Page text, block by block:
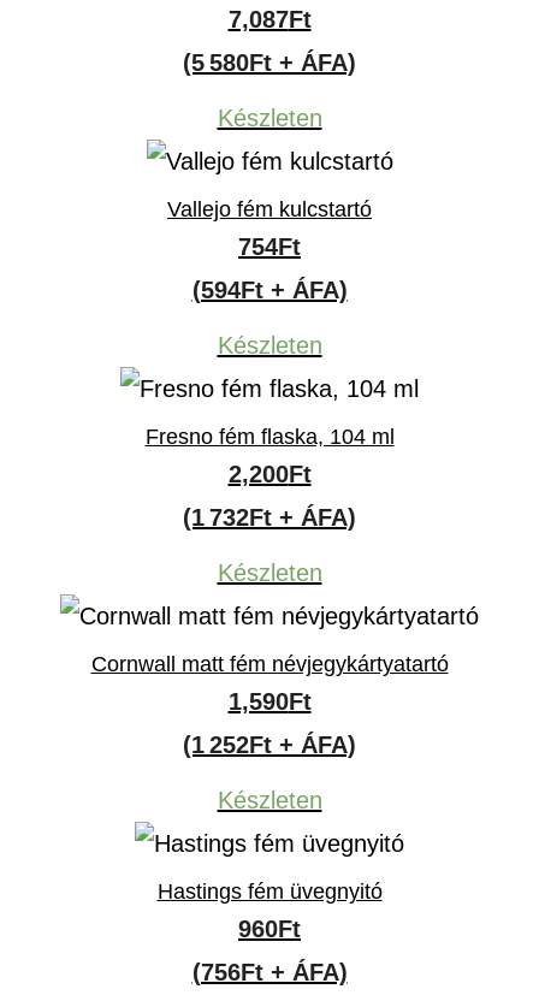
7,087Ft
(5 580Ft + ÁFA)
Készleten
Vallejo fém kulcstartó
754Ft
(594Ft + ÁFA)
Készleten
Fresno fém flaska, 104 ml
2,200Ft
(1 732Ft + ÁFA)
Készleten
Cornwall matt fém névjegykártyatartó
1,590Ft
(1 252Ft + ÁFA)
Készleten
Hastings fém üvegnyitó
960Ft
(756Ft + ÁFA)